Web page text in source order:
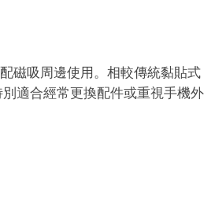
磁吸周邊使用。相較傳統黏貼式
適合經常更換配件或重視手機外